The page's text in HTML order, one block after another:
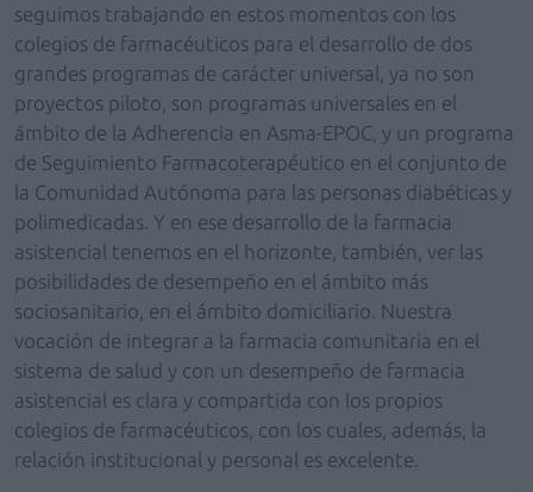
seguimos trabajando en estos momentos con los
colegios de farmacéuticos para el desarrollo de dos
grandes programas de carácter universal, ya no son
proyectos piloto, son programas universales en el
ámbito de la Adherencia en Asma-EPOC, y un programa
de Seguimiento Farmacoterapéutico en el conjunto de
la Comunidad Autónoma para las personas diabéticas y
polimedicadas. Y en ese desarrollo de la farmacia
asistencial tenemos en el horizonte, también, ver las
posibilidades de desempeño en el ámbito más
sociosanitario, en el ámbito domiciliario. Nuestra
vocación de integrar a la farmacia comunitaria en el
sistema de salud y con un desempeño de farmacia
asistencial es clara y compartida con los propios
colegios de farmacéuticos, con los cuales, además, la
relación institucional y personal es excelente.